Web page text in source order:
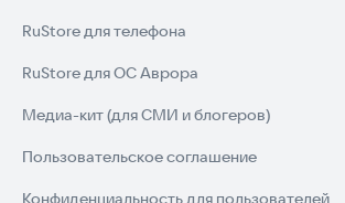
RuStore для телефона
RuStore для ОС Аврора
Медиа-кит (для СМИ и блогеров)
Пользовательское соглашение
Конфиденциальность для пользователей